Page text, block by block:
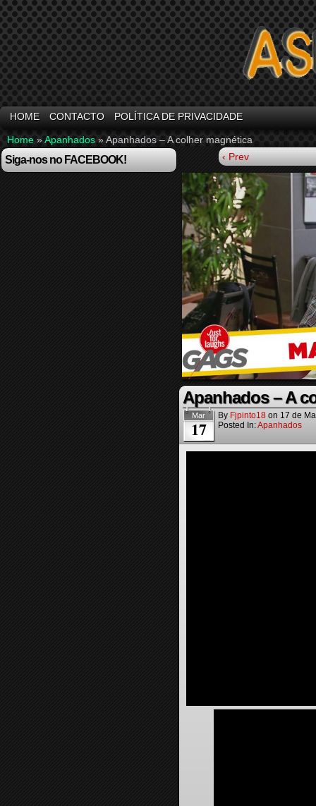
HOME CONTACTO POLÍTICA DE PRIVACIDADE
Home »Apanhados »Apanhados – A colher magnética
Siga-nos no FACEBOOK! ‹ Prev
Apanhados – A
Mar
17
By Fjpinto18 on 17 de
Posted In:Apanhados